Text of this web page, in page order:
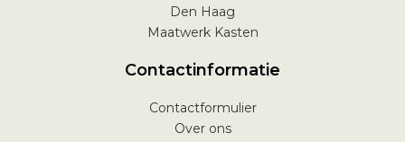
Den Haag
Maatwerk Kasten
Contactinformatie
Contactformulier
Over ons